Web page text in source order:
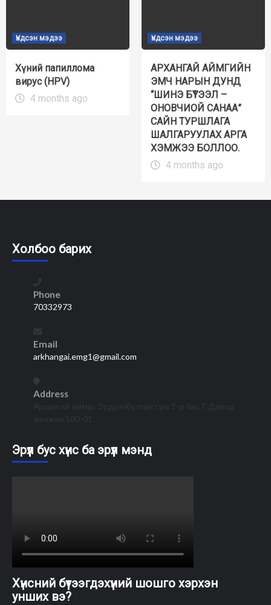
Үндсэн мэдээ
Хүний папиллома
вирус (HPV)
4 months ago
Үндсэн мэдээ
АРХАНГАЙ АЙМГИЙН
ЭМЧ НАРЫН ДУНД
“ШИНЭ БҮТЭЭЛ –
ОНОВЧИОЙ САНАА”
САЙН ТУРШЛАГА
ШАЛГАРУУЛАХ АРГА
ХЭМЖЭЭ БОЛЛОО.
4 months ago
Холбоо барих
Phone
70332973
Email
arkhangai.emg1@gmail.com
Address
Эрүүл бус хүнс ба эрүүл мэнд
Хүнсний бүтээгдэхүүний шошго хэрхэн
унших вэ?